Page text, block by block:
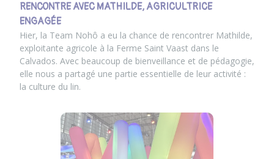
RENCONTRE AVEC MATHILDE, AGRICULTRICE
ENGAGÉE
Hier, la Team Nohô a eu la chance de rencontrer Mathilde,
exploitante agricole à la Ferme Saint Vaast dans le
Calvados. Avec beaucoup de bienveillance et de pédagogie,
elle nous a partagé une partie essentielle de leur activité :
la culture du lin.